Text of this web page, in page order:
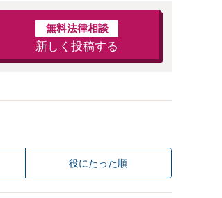
無料法律相談
新しく投稿する
役にたった順